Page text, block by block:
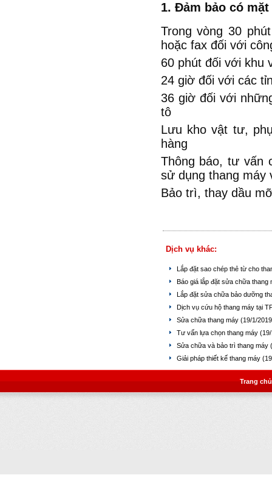
1. Đảm bảo có
Trong vòng 30
hoặc fax đối với
60 phút đối với khu
24 giờ đối với các
36 giờ đối với
tô
Lưu kho vật tư,
hàng
Thông báo, tư vấn
sử dụng thang máy
Bảo trì, thay dầu
Dịch vụ khác:
Lắp đặt sao chép thẻ từ cho
Báo giá lắp đặt sửa chữa
Lắp đặt sửa chữa bảo dưỡng
Dịch vụ cứu hộ thang máy tại
Sửa chữa thang máy (19/1/
Tư vấn lựa chọn thang máy
Sửa chữa và bảo trì thang máy
Giải pháp thiết kế thang máy
Trang chủ